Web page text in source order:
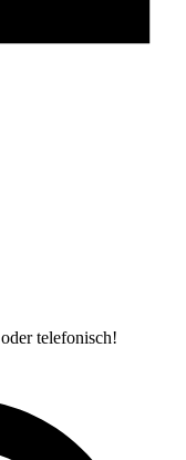
telefonisch!